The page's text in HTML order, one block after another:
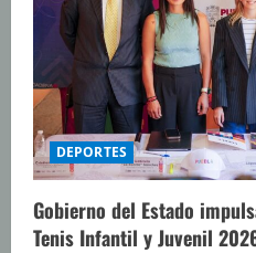
d
o DEPORTES
Gobierno del Estado
Tenis Infantil y Juvenil